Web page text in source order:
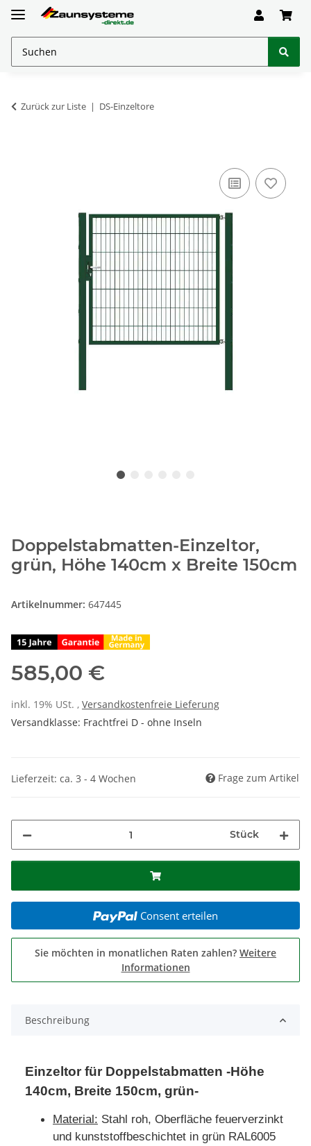
Zurück zur Liste DS-Einzeltore
Doppelstabmatten-Einzeltor,
grün, Höhe 140cm x Breite 150cm
Artikelnummer: 647445
585,00 €
inkl. 19% USt. , Versandkostenfreie Lieferung
Versandklasse: Frachtfrei D - ohne Inseln
Lieferzeit: ca. 3 - 4 Wochen Frage zum Artikel
Stück
Consent erteilen
Sie möchten in monatlichen Raten zahlen? Weitere
Informationen
Beschreibung
Einzeltor für Doppelstabmatten -Höhe
140cm, Breite 150cm, grün-
Material: Stahl roh, Oberfläche feuerverzinkt
und kunststoffbeschichtet in grün RAL6005